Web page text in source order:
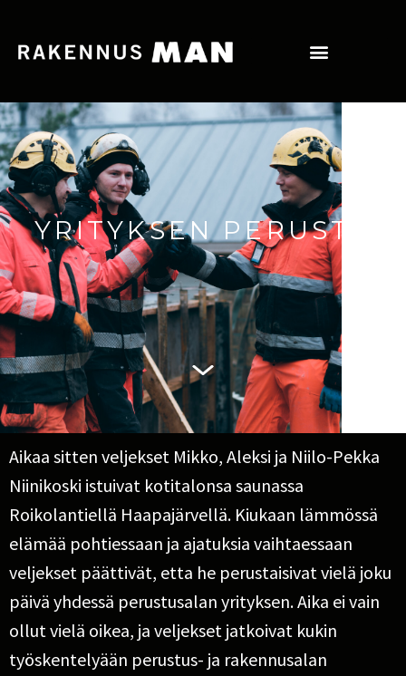
YRITYKSEN PERUSTA
Aikaa sitten veljekset Mikko, Aleksi ja Niilo-Pekka
Niinikoski istuivat kotitalonsa saunassa
Roikolantiellä Haapajärvellä. Kiukaan lämmössä
elämää pohtiessaan ja ajatuksia vaihtaessaan
veljekset päättivät, etta he perustaisivat vielä joku
päivä yhdessä perustusalan yrityksen. Aika ei vain
ollut vielä oikea, ja veljekset jatkoivat kukin
työskentelyään perustus- ja rakennusalan